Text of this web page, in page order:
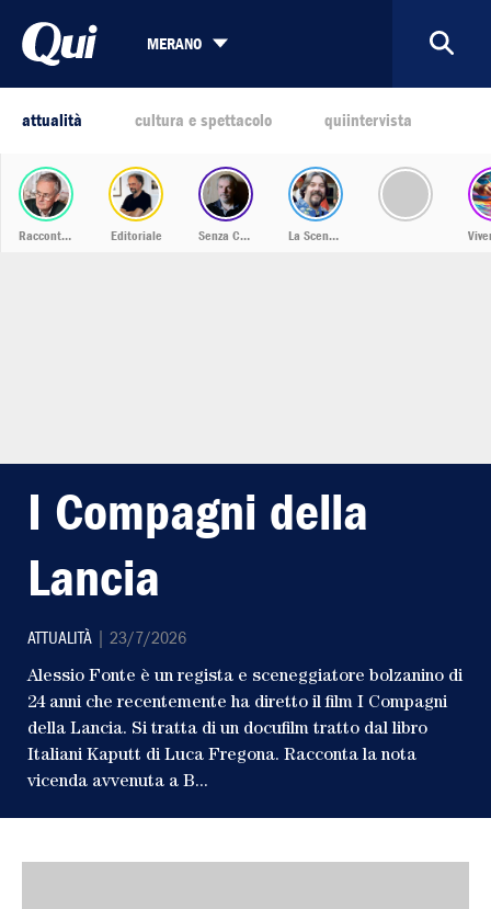
MERANO
LEGGI L'ULTIMO
attualità cultura e spettacolo quiintervista
I Compagni della
Lancia
ATTUALITÀ | 23/7/2026
Alessio Fonte è un regista e sceneggiatore bolzanino di
24 anni che recentemente ha diretto il film I Compagni
della Lancia. Si tratta di un docufilm tratto dal libro
Italiani Kaputt di Luca Fregona. Racconta la nota
vicenda avvenuta a B...
Racconti dalla Bassa Editoriale Senza Confini La Scena Musicale